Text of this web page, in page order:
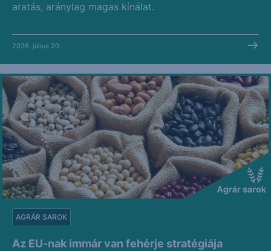
aratás, aránylag magas kínálat.
2026. július 20.
Az EU-nak immár van fehérje stratégiája
AGRÁR SAROK